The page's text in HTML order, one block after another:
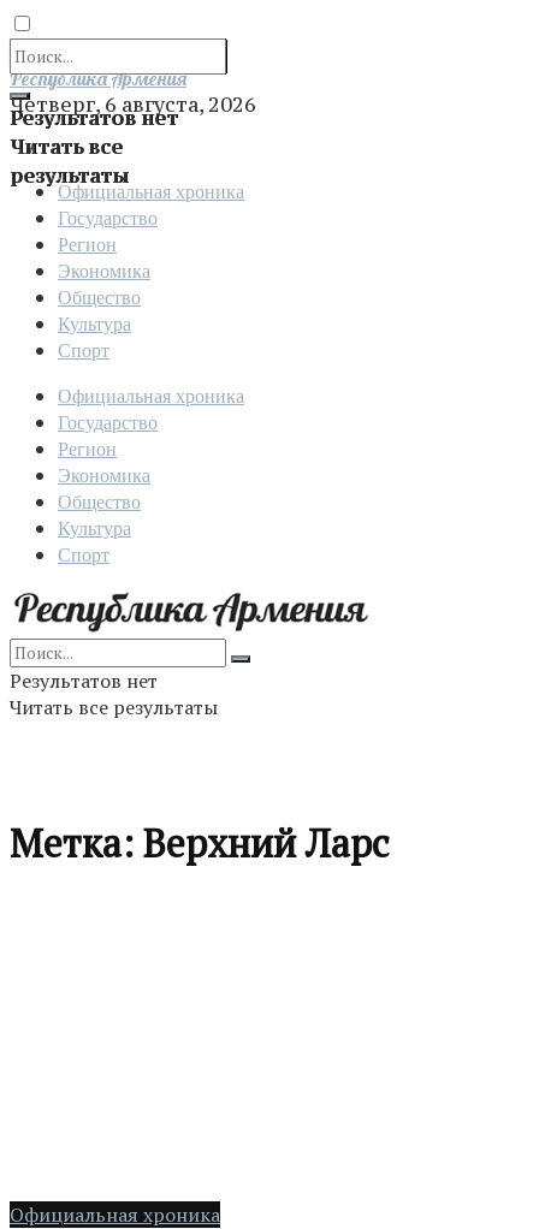
Результатов нет
Читать все
результаты
Отправить
Республика Армения
Четверг, 6 августа, 2026
Официальная хроника
Государство
Регион
Экономика
Общество
Культура
Спорт
Официальная хроника
Государство
Регион
Экономика
Общество
Культура
Спорт
Результатов нет
Читать все результаты
Метка:Верхний Ларс
Официальная хроника